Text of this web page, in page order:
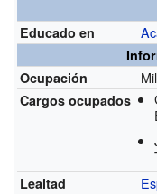
Educado en
Ocupación
Cargos ocupados
Lealtad